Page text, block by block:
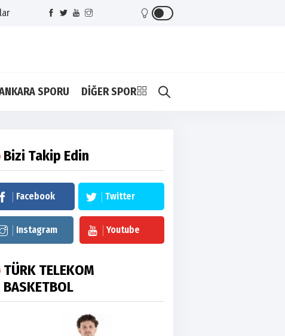
SPORU DİĞER SPOR
Bizi Takip Edin
Facebook Twitter
Instagram Youtube
TÜRK TELEKOM
BASKETBOL